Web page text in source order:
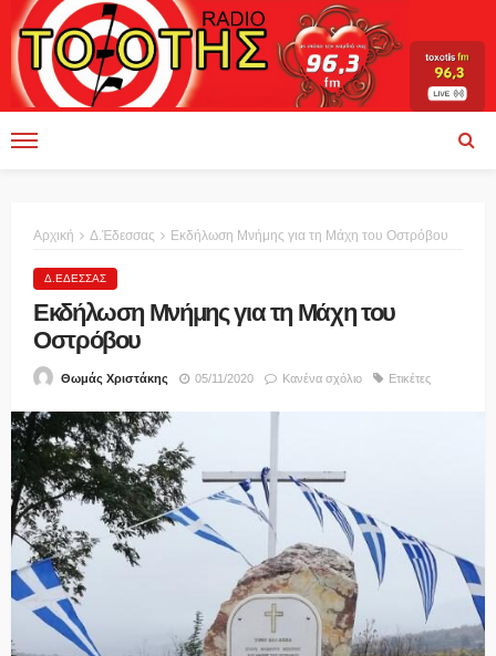
Αρχική Δ.Έδεσσας Εκδήλωση Μνήμης για τη Μάχη του Οστρόβου
Δ.ΈΔΕΣΣΑΣ
Εκδήλωση Μνήμης για τη Μάχη του
Οστρόβου
Θωμάς Χριστάκης 05/11/2020 Κανένα σχόλιο Ετικέτες